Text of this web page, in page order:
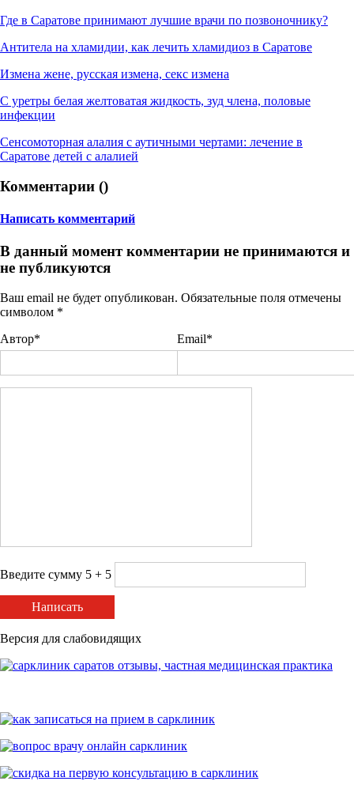
Где в Саратове принимают лучшие врачи по позвоночнику?
Антитела на хламидии, как лечить хламидиоз в Саратове
Измена жене, русская измена, секс измена
С уретры белая желтоватая жидкость, зуд члена, половые
инфекции
Сенсомоторная алалия с аутичными чертами: лечение в
Саратове детей с алалией
Комментарии ()
Написать комментарий
В данный момент комментарии не принимаются и
не публикуются
Ваш email не будет опубликован. Обязательные поля отмечены
символом *
Автор*
Email*
Введите сумму 5 + 5
Написать
Версия для слабовидящих